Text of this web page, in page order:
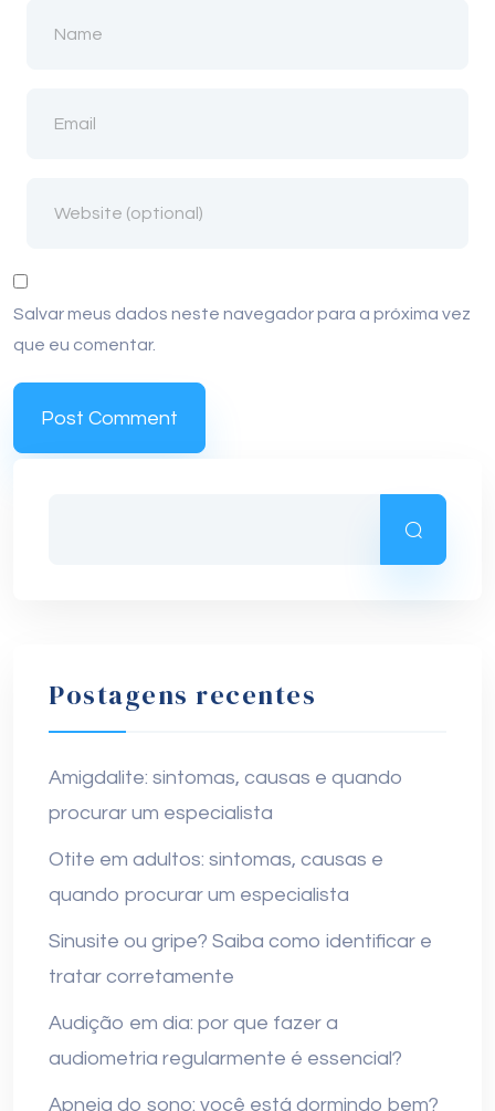
Salvar meus dados neste navegador para a próxima vez
que eu comentar.
Postagens recentes
Amigdalite: sintomas, causas e quando
procurar um especialista
Otite em adultos: sintomas, causas e
quando procurar um especialista
Sinusite ou gripe? Saiba como identificar e
tratar corretamente
Audição em dia: por que fazer a
audiometria regularmente é essencial?
Apneia do sono: você está dormindo bem?